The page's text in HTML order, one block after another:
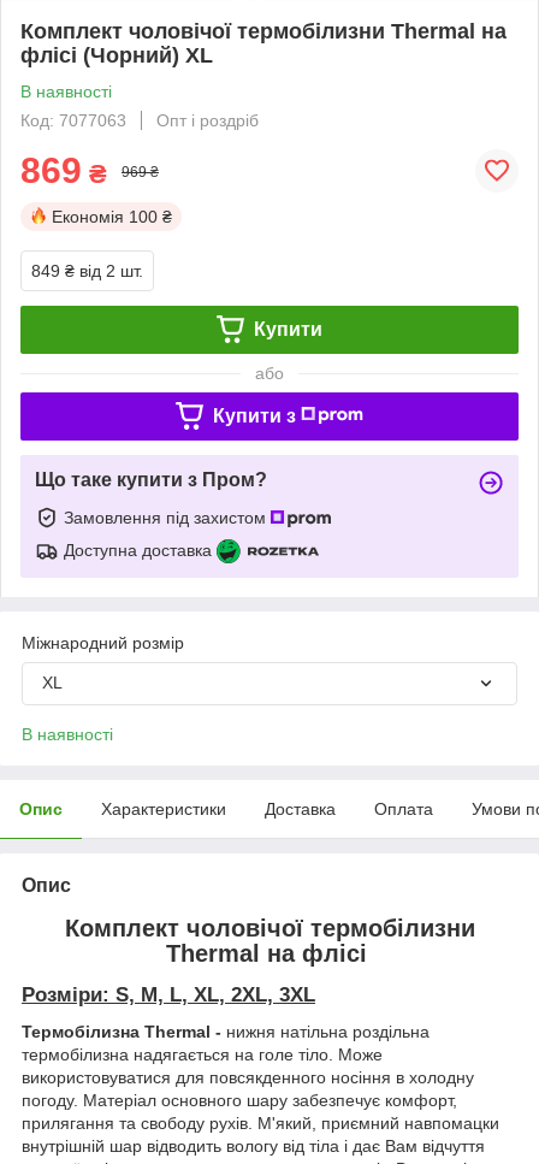
Комплект чоловічої термобілизни Thermal на
флісі (Чорний) XL
В наявності
Код: 7077063
Опт і роздріб
869 ₴ 969 ₴
Економія 100 ₴
849 ₴ від 2 шт.
Купити
або
Купити з
Що таке купити з Пром?
Замовлення під захистом
Доступна доставка
Міжнародний розмір
XL
В наявності
Опис Характеристики Доставка Оплата Умови
Опис
Комплект чоловічої термобілизни
Thermal на флісі
Розміри: S, M, L, XL, 2XL, 3XL
Термобілизна Thermal - нижня натільна роздільна
термобілизна надягається на голе тіло. Може
використовуватися для повсякденного носіння в холодну
погоду. Матеріал основного шару забезпечує комфорт,
прилягання та свободу рухів. М'який, приємний навпомацки
внутрішній шар відводить вологу від тіла і дає Вам відчуття